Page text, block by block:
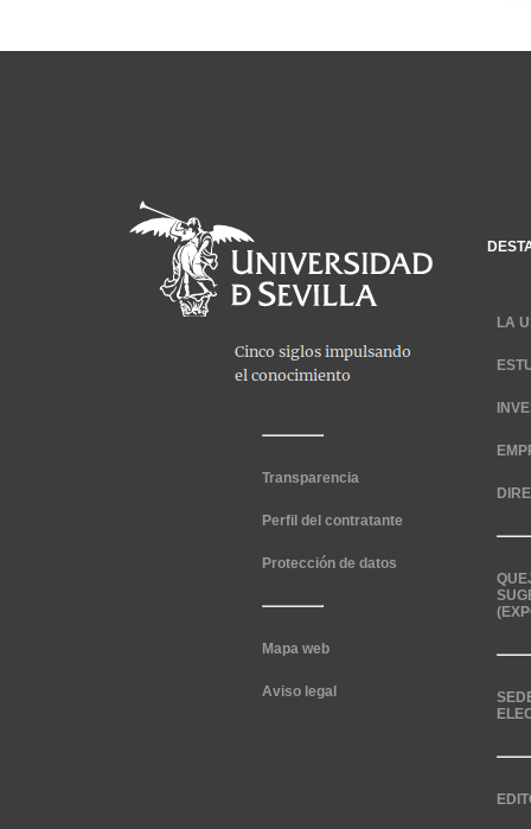
Transparencia
Perfil del contratante
Protección de datos
Mapa web
Aviso legal
LA